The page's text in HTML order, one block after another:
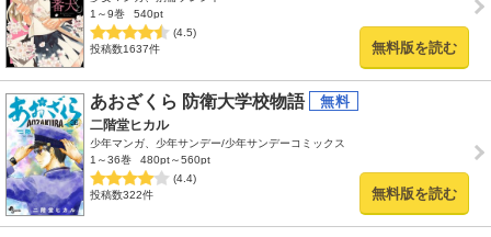
1～9巻
540pt
(4.5)
投稿数1637件
無料版を読む
あおざくら 防衛大学校物語
二階堂ヒカル
少年マンガ、少年サンデー/少年サンデーコミックス
1～36巻
480pt～560pt
(4.4)
投稿数322件
無料版を読む